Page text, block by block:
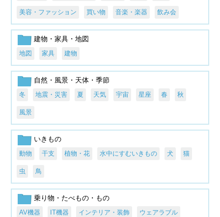
美容・ファッション 買い物 音楽・楽器 飲み会
建物・家具・地図
地図 家具 建物
自然・風景・天体・季節
冬 地震・災害 夏 天気 宇宙 星座 春 秋
風景
いきもの
動物 干支 植物・花 水中にすむいきもの 犬 猫
虫 鳥
乗り物・たべもの・もの
AV機器 IT機器 インテリア・装飾 ウェアラブル